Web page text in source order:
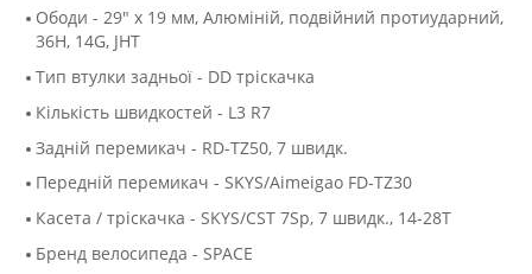
Ободи - 29" х 19 мм, Алюмiнiй, подвійний протиударний,
36H, 14G, JHT
Тип втулки задньої - DD тріскачка
Кількість швидкостей - L3 R7
Задній перемикач - RD-TZ50, 7 швидк.
Передній перемикач - SKYS/Aimeigao FD-TZ30
Касета / тріскачка - SKYS/CST 7Sp, 7 швидк., 14-28Т
Бренд велосипеда - SPACE